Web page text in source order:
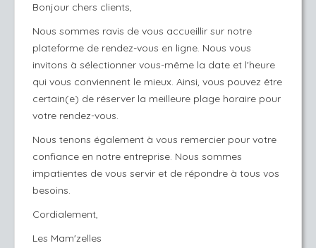
Bonjour chers clients,
Nous sommes ravis de vous accueillir sur notre
plateforme de rendez-vous en ligne. Nous vous
invitons à sélectionner vous-même la date et l'heure
qui vous conviennent le mieux. Ainsi, vous pouvez être
certain(e) de réserver la meilleure plage horaire pour
votre rendez-vous.
Nous tenons également à vous remercier pour votre
confiance en notre entreprise. Nous sommes
impatientes de vous servir et de répondre à tous vos
besoins.
Cordialement,
Les Mam'zelles